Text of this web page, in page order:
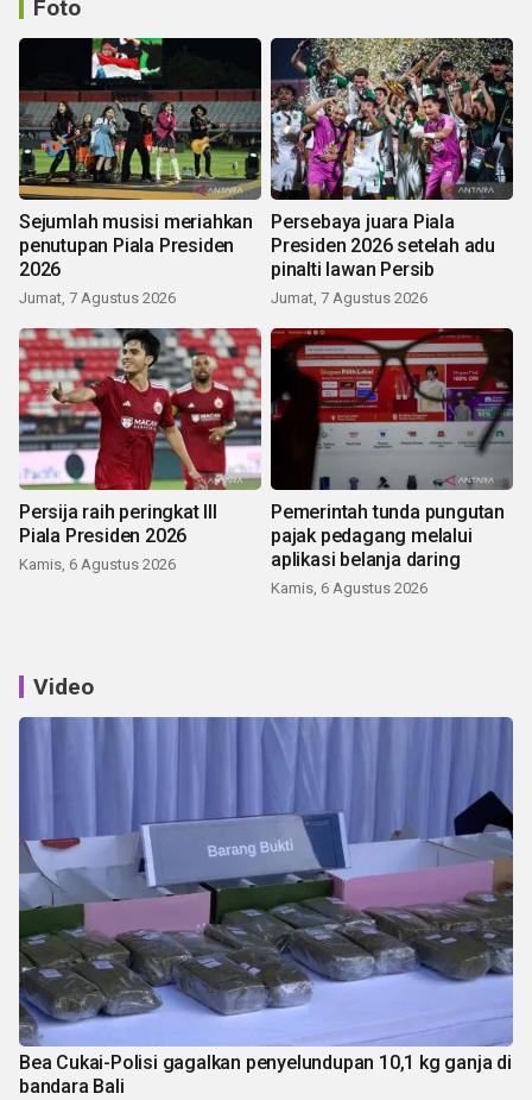
Foto
Sejumlah musisi meriahkan
penutupan Piala Presiden
2026
Jumat, 7 Agustus 2026
Persebaya juara Piala
Presiden 2026 setelah adu
pinalti lawan Persib
Jumat, 7 Agustus 2026
Persija raih peringkat III
Piala Presiden 2026
Kamis, 6 Agustus 2026
Pemerintah tunda pungutan
pajak pedagang melalui
aplikasi belanja daring
Kamis, 6 Agustus 2026
Video
Bea Cukai-Polisi gagalkan penyelundupan 10,1 kg ganja di
bandara Bali